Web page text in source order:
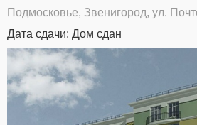
Подмосковье, Звенигород, ул.
Дата сдачи: Дом сдан